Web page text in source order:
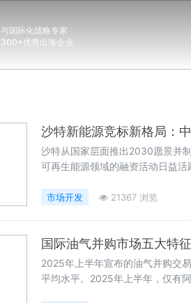
国际化战略专家
优秀出海企业
沙特新能源竞标新格局：
沙特从国家层面推出2030愿景并
可再生能源领域的融资活动日益
市场开发 21367 浏览
国际油气并购市场五大特征
2025年上半年宣布的油气并购交
平均水平。2025年上半年，仅有